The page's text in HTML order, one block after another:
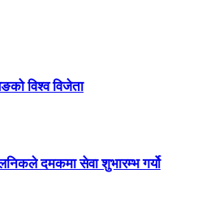
विश्व विजेता
दमकमा सेवा शुभारम्भ गर्यो